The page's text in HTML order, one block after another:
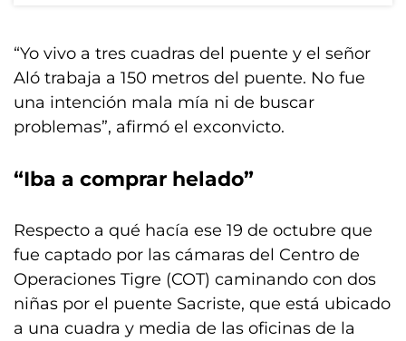
“Yo vivo a tres cuadras del puente y el señor
Aló trabaja a 150 metros del puente. No fue
una intención mala mía ni de buscar
problemas”, afirmó el exconvicto.
“Iba a comprar helado”
Respecto a qué hacía ese 19 de octubre que
fue captado por las cámaras del Centro de
Operaciones Tigre (COT) caminando con dos
niñas por el puente Sacriste, que está ubicado
a una cuadra y media de las oficinas de la